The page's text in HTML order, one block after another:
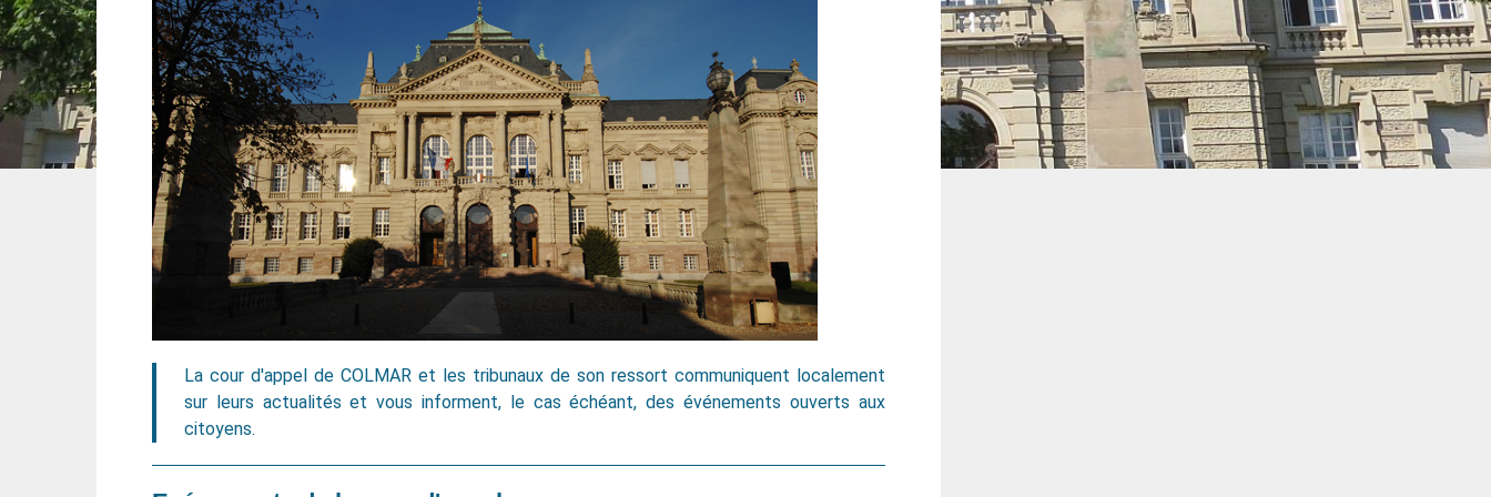
La cour d'appel de COLMAR et les tribunaux de son ressort communiquent localement
sur leurs actualités et vous informent, le cas échéant, des événements ouverts aux
citoyens.